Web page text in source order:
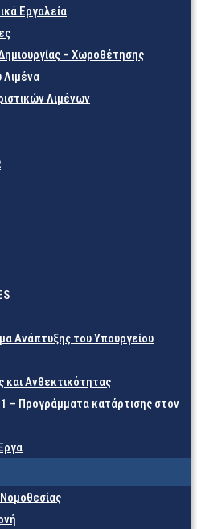
Εργαλεία
– Χωροθέτησης
Λιμένα
Λιμένων
Ανάπτυξης του Υπουργείου
και Ανθεκτικότητας
– Προγράμματα κατάρτισης στον